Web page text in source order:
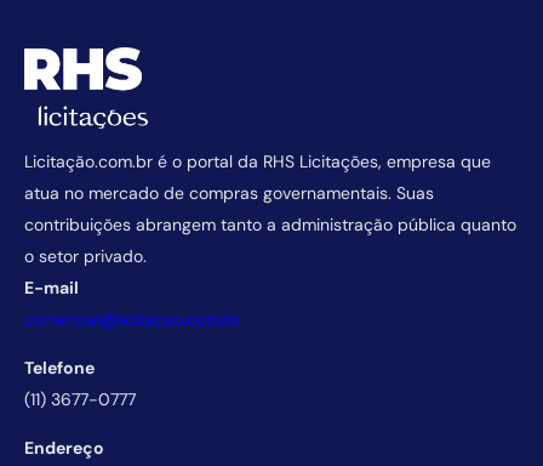
Licitação.com.br é o portal da RHS Licitações, empresa que
atua no mercado de compras governamentais. Suas
contribuições abrangem tanto a administração pública quanto
o setor privado.
E-mail
comercial@licitacao.com.br
Telefone
(11) 3677-0777
Endereço